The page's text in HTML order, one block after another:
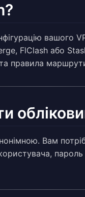
вашого
FlClash або
правила
Вам